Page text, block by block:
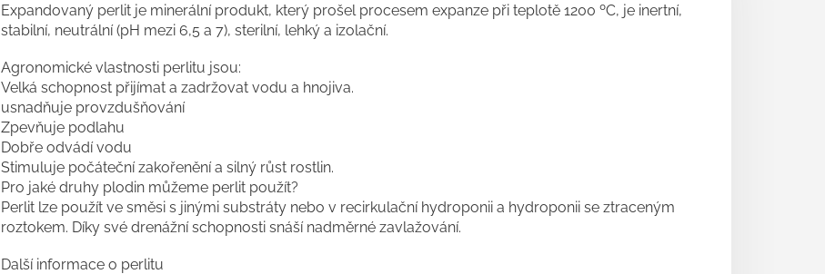
Expandovaný perlit je minerální produkt, který prošel procesem expanze při teplotě 1200 ºC, je inertní,
stabilní, neutrální (pH mezi 6,5 a 7), sterilní, lehký a izolační.
Agronomické vlastnosti perlitu jsou:
Velká schopnost přijímat a zadržovat vodu a hnojiva.
usnadňuje provzdušňování
Zpevňuje podlahu
Dobře odvádí vodu
Stimuluje počáteční zakořenění a silný růst rostlin.
Pro jaké druhy plodin můžeme perlit použít?
Perlit lze použít ve směsi s jinými substráty nebo v recirkulační hydroponii a hydroponii se ztraceným
roztokem. Díky své drenážní schopnosti snáší nadměrné zavlažování.
Další informace o perlitu